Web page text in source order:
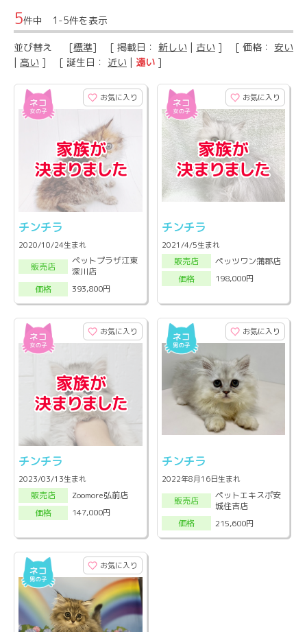
5件中 1-5件を表示
並び替え [標準] [ 掲載日： 新しい | 古い ] [ 価格： 安い
| 高い ] [ 誕生日： 近い | 遠い ]
お気に入り
チンチラ
2020/10/24生まれ
販売店
ペットプラザ江東
深川店
価格
393,800円
お気に入り
チンチラ
2021/4/5生まれ
販売店
ペッツワン蒲郡店
価格
198,000円
お気に入り
チンチラ
2023/03/13生まれ
販売店
Zoomore弘前店
価格
147,000円
お気に入り
チンチラ
2022年8月16日生まれ
販売店
ペットエキスポ安
城住吉店
価格
215,600円
お気に入り